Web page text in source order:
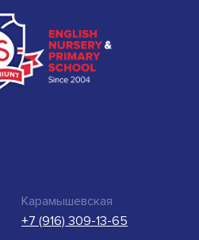
+7 (916) 309-13-65
Карамышевская